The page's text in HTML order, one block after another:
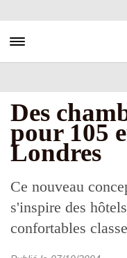
au
principal
Toggle navigation
Des
pour 105
Londres
Ce nouveau
s'inspire des
confortables